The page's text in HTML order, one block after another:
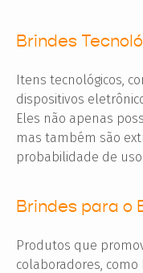
Brindes
Itens tecnológicos,
dispositivos
Eles não apenas
mas também são
probabilidade de
Brindes para o
Produtos que
colaboradores,